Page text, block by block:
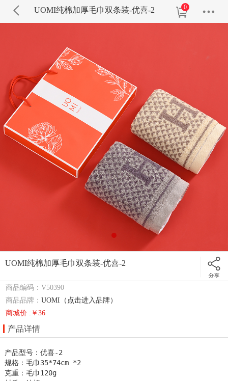
UOMI纯棉加厚毛巾双条装-优喜-2 0
UOMI纯棉加厚毛巾双条装-优喜-2
商品编码：V50390
商品品牌：UOMI（点击进入品牌）
商城价 :￥36
产品详情
产品型号：优喜-2
规格：毛巾35*74cm *2
克重：毛巾120g